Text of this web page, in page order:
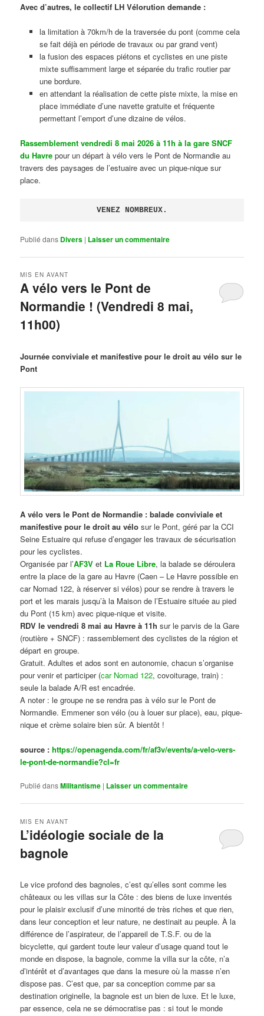
Avec d’autres, le collectif LH Vélorution demande :
la limitation à 70km/h de la traversée du pont (comme cela
se fait déjà en période de travaux ou par grand vent)
la fusion des espaces piétons et cyclistes en une piste
mixte suffisamment large et séparée du trafic routier par
une bordure.
en attendant la réalisation de cette piste mixte, la mise en
place immédiate d’une navette gratuite et fréquente
permettant l’emport d’une dizaine de vélos.
Rassemblement vendredi 8 mai 2026 à 11h à la gare SNCF
du Havre pour un départ à vélo vers le Pont de Normandie au
travers des paysages de l’estuaire avec un pique-nique sur
place.
VENEZ NOMBREUX.
Publié dans Divers | Laisser un commentaire
A vélo vers le Pont de
Normandie ! (Vendredi 8 mai,
11h00)
MIS EN AVANT
Journée conviviale et manifestive pour le droit au vélo sur le
Pont
A vélo vers le Pont de Normandie : balade conviviale et
manifestive pour le droit au vélo sur le Pont, géré par la CCI
Seine Estuaire qui refuse d’engager les travaux de sécurisation
pour les cyclistes.
Organisée par l’AF3V et La Roue Libre, la balade se déroulera
entre la place de la gare au Havre (Caen – Le Havre possible en
car Nomad 122, à réserver si vélos) pour se rendre à travers le
port et les marais jusqu’à la Maison de l’Estuaire située au pied
du Pont (15 km) avec pique-nique et visite.
RDV le vendredi 8 mai au Havre à 11h sur le parvis de la Gare
(routière + SNCF) : rassemblement des cyclistes de la région et
départ en groupe.
Gratuit. Adultes et ados sont en autonomie, chacun s’organise
pour venir et participer (car Nomad 122, covoiturage, train) :
seule la balade A/R est encadrée.
A noter : le groupe ne se rendra pas à vélo sur le Pont de
Normandie. Emmener son vélo (ou à louer sur place), eau, pique-
nique et crème solaire bien sûr. A bientôt !
source :https://openagenda.com/fr/af3v/events/a-velo-vers-
le-pont-de-normandie?cl=fr
Publié dansMilitantisme | Laisser un commentaire
L’idéologie sociale de la
bagnole
MIS EN AVANT
Le vice profond des bagnoles, c’est qu’elles sont comme les
châteaux ou les villas sur la Côte : des biens de luxe inventés
pour le plaisir exclusif d’une minorité de très riches et que rien,
dans leur conception et leur nature, ne destinait au peuple. À la
différence de l’aspirateur, de l’appareil de T.S.F. ou de la
bicyclette, qui gardent toute leur valeur d’usage quand tout le
monde en dispose, la bagnole, comme la villa sur la côte, n’a
d’intérêt et d’avantages que dans la mesure où la masse n’en
dispose pas. C’est que, par sa conception comme par sa
destination originelle, la bagnole est un bien de luxe. Et le luxe,
par essence, cela ne se démocratise pas : si tout le monde